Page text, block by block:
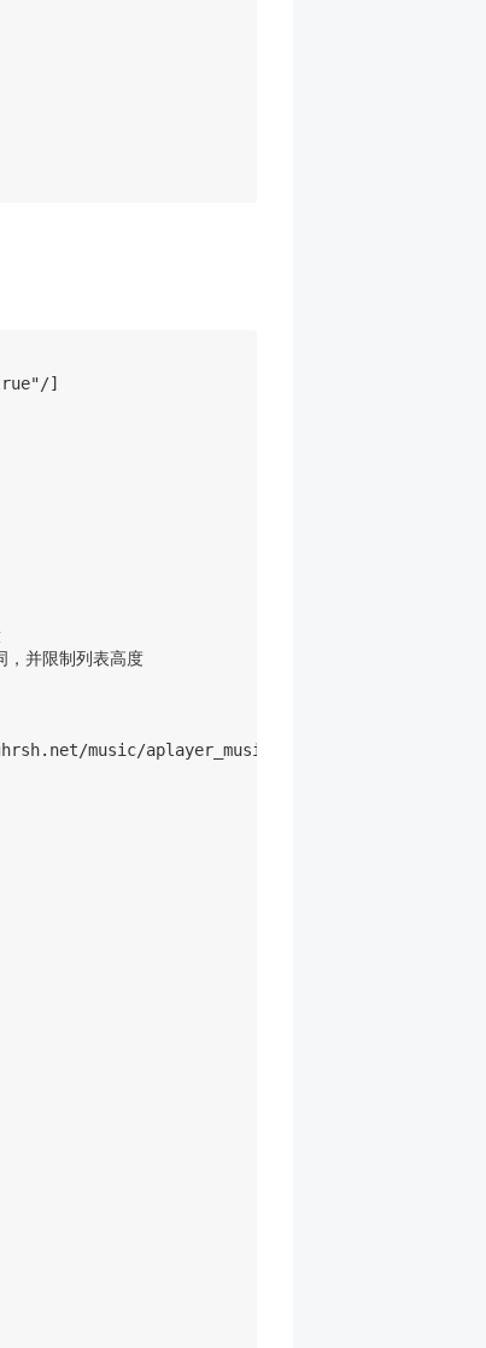
]
限制列表高度
music/aplayer_music_api/